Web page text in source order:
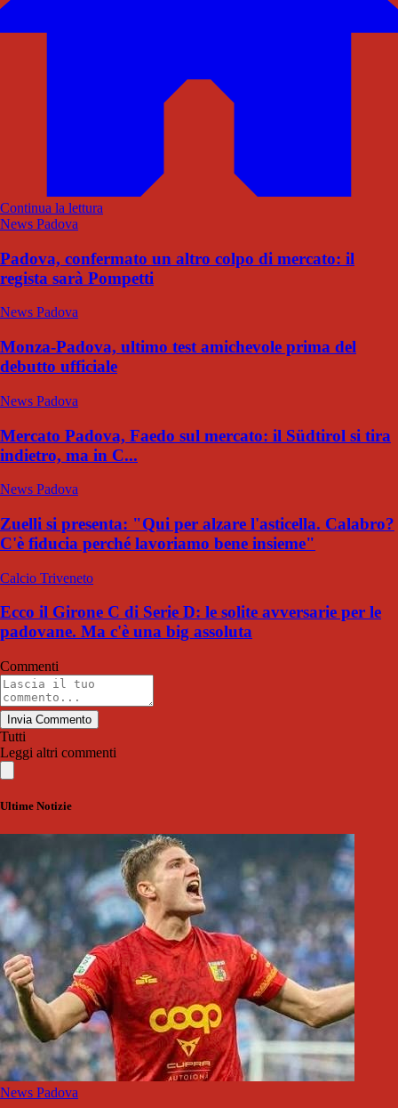
Continua la lettura
News Padova
Padova, confermato un altro colpo di mercato: il
regista sarà Pompetti
News Padova
Monza-Padova, ultimo test amichevole prima del
debutto ufficiale
News Padova
Mercato Padova, Faedo sul mercato: il Südtirol si tira
indietro, ma in C...
News Padova
Zuelli si presenta: "Qui per alzare l'asticella. Calabro?
C'è fiducia perché lavoriamo bene insieme"
Calcio Triveneto
Ecco il Girone C di Serie D: le solite avversarie per le
padovane. Ma c'è una big assoluta
Commenti
Invia Commento
Tutti
Leggi altri commenti
Ultime Notizie
News Padova